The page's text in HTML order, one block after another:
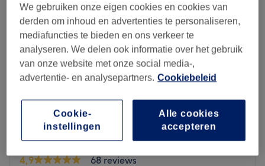
Donderdag
12:00–20:00
Vrijdag
12:00–20:00
Zaterdag
12:00
Zondag
12:00–20:00
Welcome to SKINNIX, your premier destination for
At Skinnix, they blend science and artistry to enhance
your natural beauty.
Their journey is dedicated to delivering personalized
skincare solutions in a soothing, luxurious environment.
Caldas Massage Antwerpen
4,9
68 reviews
We gebruiken onze eigen cookies en cookies van
derden om inhoud en advertenties te personaliseren,
mediafuncties te bieden en ons verkeer te
analyseren. We delen ook informatie over het gebruik
van onze website met onze social media-,
advertentie- en analysepartners. Cookiebeleid
Alle cookies
accepteren
Cookie-
instellingen